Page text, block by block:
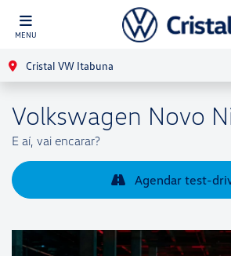
MENU
Cristal VW Itabuna
Volkswagen Novo
E aí, vai encarar?
Agendar test-